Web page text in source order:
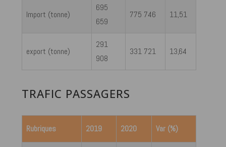
Import (tonne)
695
659
775 746 11,51
export (tonne)
291
908
331 721 13,64
TRAFIC PASSAGERS
Rubriques 2019 2020 Var (%)